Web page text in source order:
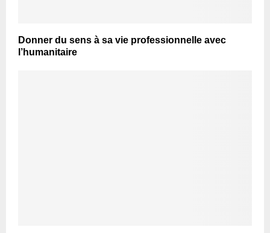
Donner du sens à sa vie professionnelle avec
l’humanitaire